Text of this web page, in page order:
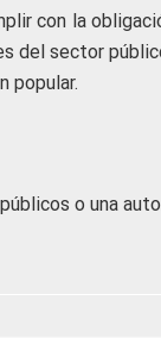
con la
del sector
popular.
o una